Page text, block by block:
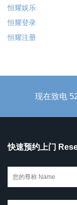
恒耀娱乐
恒耀登录
恒耀注册
现在致电
快速预约上门